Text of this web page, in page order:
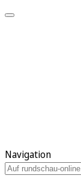
Navigation